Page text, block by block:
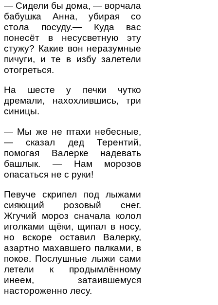
— Сидели бы дома, — ворчала
бабушка Анна, убирая со
стола посуду.— Куда вас
понесёт в несу­светную эту
стужу? Какие вон неразумные
пичуги, и те в избу залетели
отогреться.
На шесте у печки чутко
дремали, нахохлившись, три
синицы.
— Мы же не птахи небесные,
— сказал дед Терен­тий,
помогая Валерке надевать
башлык. — Нам мо­розов
опасаться не с руки!
Певуче скрипел под лыжами
сияющий розовый снег.
Жгучий мороз сначала колол
иголками щёки, щипал в носу,
но вскоре оставил Валерку,
азартно махавшего палками, в
покое. Послушные лыжи сами
летели к продымлённому
инеем, затаившему­ся
настороженно лесу.